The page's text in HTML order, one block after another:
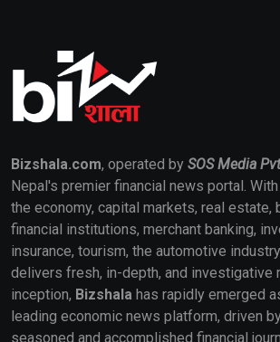
Bizshala.com, operated by SOS Media
Nepal's premier financial news portal.
the economy, capital markets, real estate,
financial institutions, merchant banking,
insurance, tourism, the automotive
delivers fresh, in-depth, and investigative
inception, Bizshala has rapidly emerged
leading economic news platform, driven
seasoned and accomplished financial